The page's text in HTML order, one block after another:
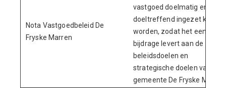
Nota Vastgoedbeleid De
Fryske Marren
vastgoed doelmatig en
doeltreffend ingezet kan
worden, zodat het een
bijdrage levert aan de
beleidsdoelen en
strategische doelen van de
gemeente De Fryske